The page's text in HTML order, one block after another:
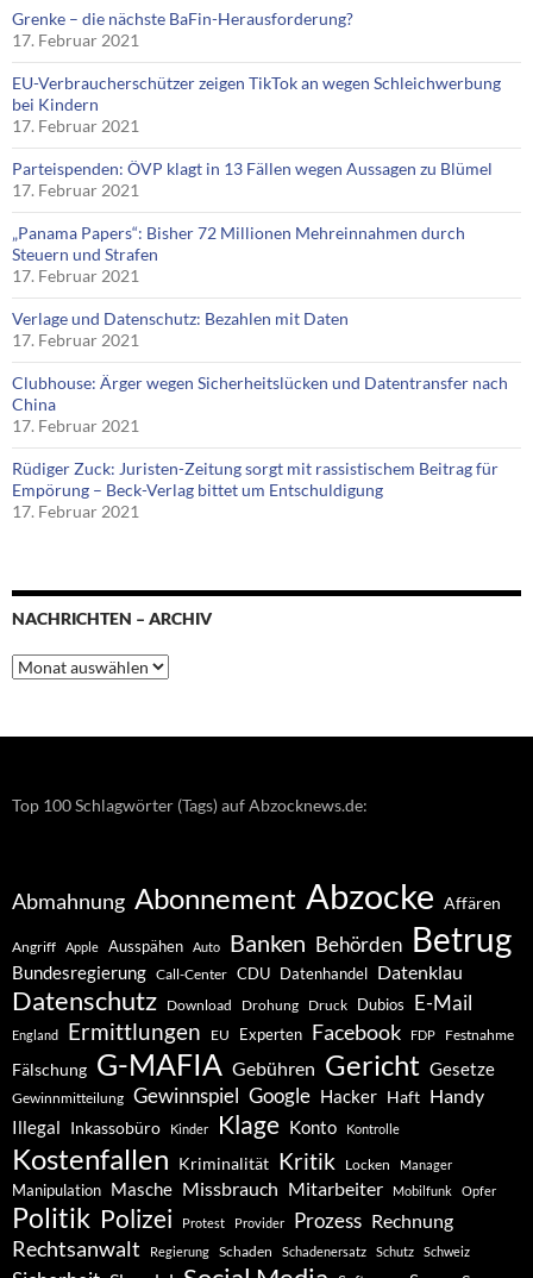
Grenke – die nächste BaFin-Herausforderung?
17. Februar 2021
EU-Verbraucherschützer zeigen TikTok an wegen Schleichwerbung
bei Kindern
17. Februar 2021
Parteispenden: ÖVP klagt in 13 Fällen wegen Aussagen zu Blümel
17. Februar 2021
„Panama Papers“: Bisher 72 Millionen Mehreinnahmen durch
Steuern und Strafen
17. Februar 2021
Verlage und Datenschutz: Bezahlen mit Daten
17. Februar 2021
Clubhouse: Ärger wegen Sicherheitslücken und Datentransfer nach
China
17. Februar 2021
Rüdiger Zuck: Juristen-Zeitung sorgt mit rassistischem Beitrag für
Empörung – Beck-Verlag bittet um Entschuldigung
17. Februar 2021
NACHRICHTEN – ARCHIV
Nachrichten
–
Top 100 Schlagwörter (Tags) auf Abzocknews.de:
Abmahnung Abonnement Abzocke Affären
Angriff Apple Ausspähen Auto Banken Behörden Betrug
Bundesregierung Call-Center CDU Datenhandel Datenklau
Datenschutz Download Drohung Druck Dubios E-Mail
England Ermittlungen EU Experten Facebook FDP Festnahme
Fälschung G-MAFIA Gebühren Gericht Gesetze
Gewinnmitteilung Gewinnspiel Google Hacker Haft Handy
Illegal Inkassobüro Kinder Klage Konto Kontrolle
Kostenfallen Kriminalität Kritik Locken Manager
Manipulation Masche Missbrauch Mitarbeiter Mobilfunk Opfer
Politik Polizei Protest Provider Prozess Rechnung
Rechtsanwalt Regierung Schaden Schadenersatz Schutz Schweiz